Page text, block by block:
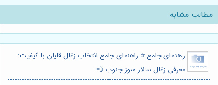
مطالب مشابه
راهنمای جامع ⭐️ راهنمای جامع انتخاب زغال قلیان با کیفیت:
معرفی زغال سالار سوز جنوب 💨